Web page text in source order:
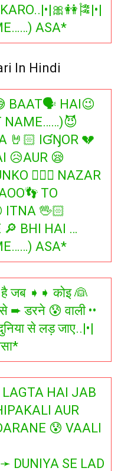
ASA*
In Hindi
BAAT🗣 HAI😉
NAME……)😈
🤘🏻 IƓŊOR 💔
😥AUR 😪
👱🏻‍♀ NAZAR
TO
ITNA 🖖🏻
🔎 BHI HAI …
ASA*
जब ➧➧ कोइ 👰
➨ डरने 😰 वाली ••
से लड़ जाए..|•|
HAI JAB
AUR
😰 VAALI
DUNIYA SE LAD